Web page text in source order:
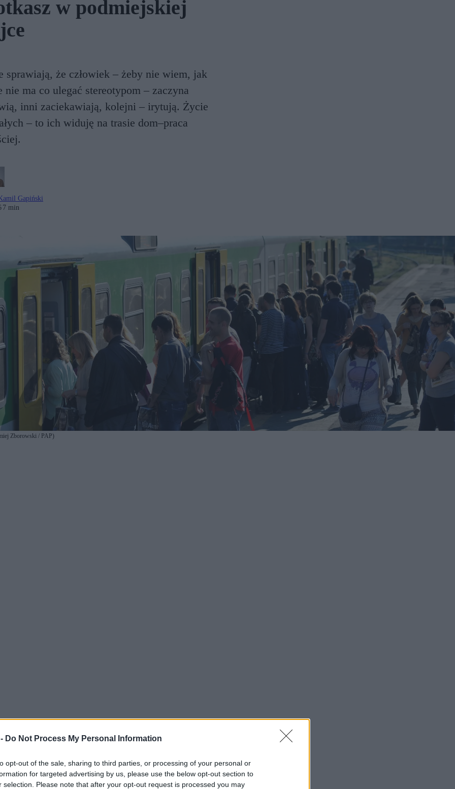
Do Not Process My Personal Information
opt-out of the sale, sharing to third parties, or processing of your personal or
for targeted advertising by us, please use the below opt-out section to
selection. Please note that after your opt-out request is processed you may
w podmiejskiej
że człowiek – żeby nie wiem, jak
nie ma co ulegać stereotypom – zaczyna
inni zaciekawiają, kolejni – irytują. Życie
– to ich widuję na trasie dom–praca
Gapiński
7 min
Zborowski / PAP)